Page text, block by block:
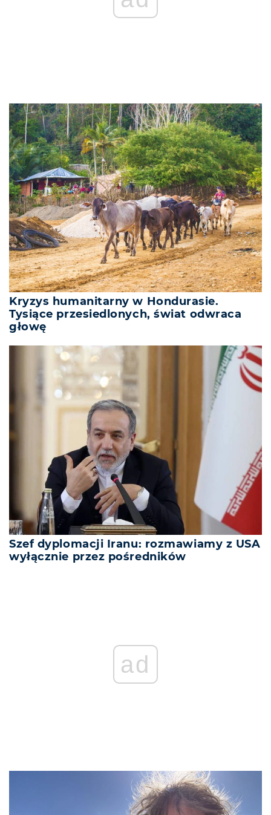
Kryzys humanitarny w Hondurasie.
Tysiące przesiedlonych, świat odwraca
głowę
Szef dyplomacji Iranu: rozmawiamy z USA
wyłącznie przez pośredników
ad